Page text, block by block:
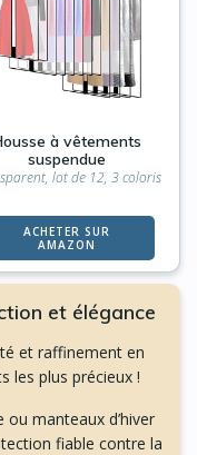
à vêtements
suspendue
lot de 12, 3 coloris
ACHETER SUR
AMAZON
et élégance
et raffinement en
les plus précieux !
manteaux d’hiver
fiable contre la